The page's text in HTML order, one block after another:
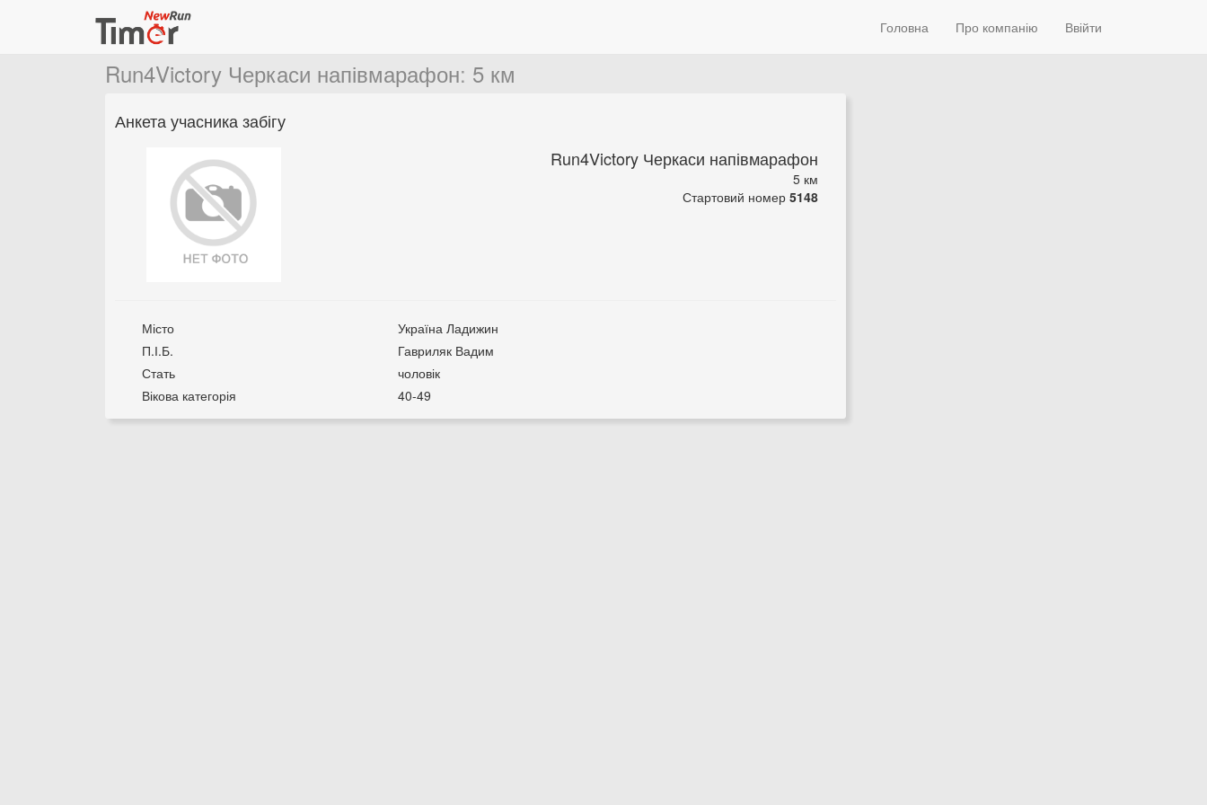
Головна Про компанію Ввійти
Run4Victory Черкаси напівмарафон: 5 км
Анкета учасника забігу
Run4Victory Черкаси напівмарафон
5 км
Стартовий номер 5148
Місто
Україна Ладижин
П.І.Б.
Гавриляк Вадим
Стать
чоловік
Вікова категорія
40-49